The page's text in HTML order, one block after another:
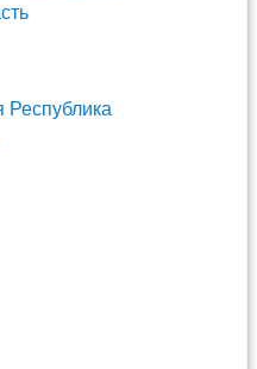
Республика